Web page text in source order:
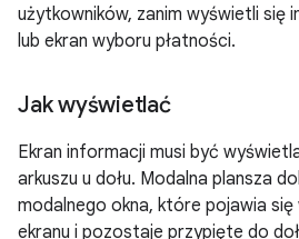
użytkowników, zanim wyświetli się
lub ekran wyboru płatności.
Jak wyświetlać
Ekran informacji musi być
arkuszu u dołu. Modalna plansza
modalnego okna, które pojawia się
ekranu i pozostaje przypięte do